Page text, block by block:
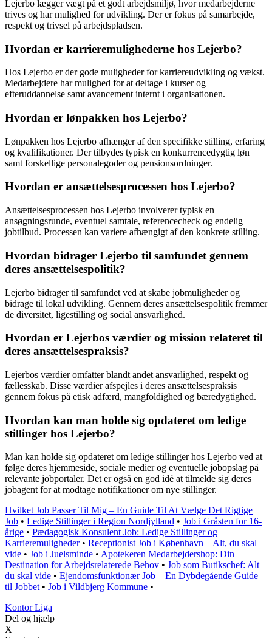
Lejerbo lægger vægt på et godt arbejdsmiljø, hvor medarbejderne
trives og har mulighed for udvikling. Der er fokus på samarbejde,
respekt og trivsel på arbejdspladsen.
Hvordan er karrieremulighederne hos Lejerbo?
Hos Lejerbo er der gode muligheder for karriereudvikling og vækst.
Medarbejdere har mulighed for at deltage i kurser og
efteruddannelse samt avancement internt i organisationen.
Hvordan er lønpakken hos Lejerbo?
Lønpakken hos Lejerbo afhænger af den specifikke stilling, erfaring
og kvalifikationer. Der tilbydes typisk en konkurrencedygtig løn
samt forskellige personalegoder og pensionsordninger.
Hvordan er ansættelsesprocessen hos Lejerbo?
Ansættelsesprocessen hos Lejerbo involverer typisk en
ansøgningsrunde, eventuel samtale, referencecheck og endelig
jobtilbud. Processen kan variere afhængigt af den konkrete stilling.
Hvordan bidrager Lejerbo til samfundet gennem
deres ansættelsespolitik?
Lejerbo bidrager til samfundet ved at skabe jobmuligheder og
bidrage til lokal udvikling. Gennem deres ansættelsespolitik fremmer
de diversitet, ligestilling og social ansvarlighed.
Hvordan er Lejerbos værdier og mission relateret til
deres ansættelsespraksis?
Lejerbos værdier omfatter blandt andet ansvarlighed, respekt og
fællesskab. Disse værdier afspejles i deres ansættelsespraksis
gennem fokus på etisk adfærd, mangfoldighed og bæredygtighed.
Hvordan kan man holde sig opdateret om ledige
stillinger hos Lejerbo?
Man kan holde sig opdateret om ledige stillinger hos Lejerbo ved at
følge deres hjemmeside, sociale medier og eventuelle jobopslag på
relevante jobportaler. Det er også en god idé at tilmelde sig deres
jobagent for at modtage notifikationer om nye stillinger.
Hvilket Job Passer Til Mig – En Guide Til At Vælge Det Rigtige
Job • Ledige Stillinger i Region Nordjylland • Job i Gråsten for 16-
årige • Pædagogisk Konsulent Job: Ledige Stillinger og
Karrieremuligheder• Receptionist Job i København – Alt, du skal
vide • Job i Juelsminde • Apotekeren Medarbejdershop: Din
Destination for Arbejdsrelaterede Behov • Job som Butikschef: Alt
du skal vide • Ejendomsfunktionær Job – En Dybdegående Guide
til Jobbet• Job i Vildbjerg Kommune •
KontorLiga
Del og hjælp
X